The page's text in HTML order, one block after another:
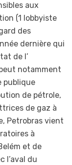
aux
(1 lobbyiste
des
dernière qui
de l’
notamment
publique
de pétrole,
de gaz à
Petrobras vient
à
et de
l’aval du